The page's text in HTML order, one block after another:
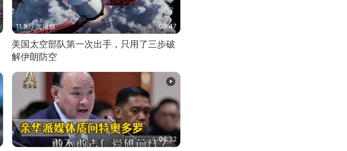
11.8万 次播放 09:47
美国太空部队第一次出手，只用了三步破
解伊朗防空
04:32